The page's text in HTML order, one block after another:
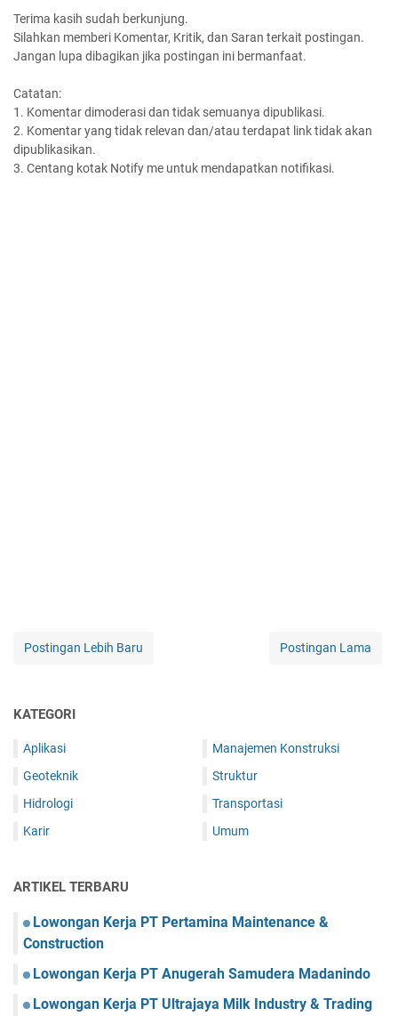
Terima kasih sudah berkunjung.
Silahkan memberi Komentar, Kritik, dan Saran terkait postingan.
Jangan lupa dibagikan jika postingan ini bermanfaat.
Catatan:
1. Komentar dimoderasi dan tidak semuanya dipublikasi.
2. Komentar yang tidak relevan dan/atau terdapat link tidak akan
dipublikasikan.
3. Centang kotak Notify me untuk mendapatkan notifikasi.
Postingan Lebih Baru Postingan Lama
KATEGORI
Aplikasi
Geoteknik
Hidrologi
Karir
Manajemen Konstruksi
Struktur
Transportasi
Umum
ARTIKEL TERBARU
Lowongan Kerja PT Pertamina Maintenance &
Construction
Lowongan Kerja PT Anugerah Samudera Madanindo
Lowongan Kerja PT Ultrajaya Milk Industry & Trading